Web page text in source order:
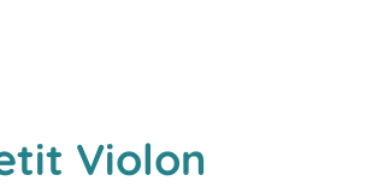
Violon